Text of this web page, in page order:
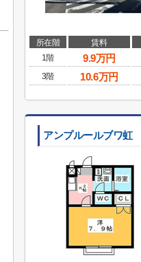
所在階 賃料
1階
9.9万円
3階
10.6万円
アンプルールブワ虹